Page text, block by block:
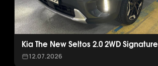
Kia The New Seltos 2.0 2WD Signature
12.07.2026